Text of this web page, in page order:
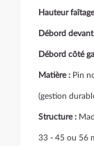
Hauteur
Débord
Débord côté
Matière : Pin
(gestion
Structure :
33 - 45 ou 56